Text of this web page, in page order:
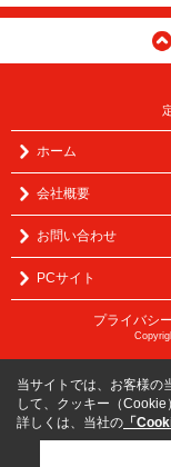
ホーム
会社概要
お問い合わせ
PCサイト
プライバシ
当サイトでは、お客様の
して、クッキー（Cookie
詳しくは、当社の 「